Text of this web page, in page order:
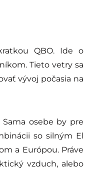
QBO. Ide o
Tieto vetry sa
vývoj počasia na
osebe by pre
so silným El
a Európou. Práve
vzduch, alebo